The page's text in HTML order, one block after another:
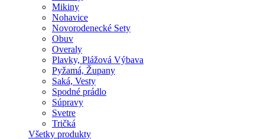
Mikiny
Nohavice
Novorodenecké Sety
Obuv
Overaly
Plavky, Plážová Výbava
Pyžamá, Župany
Saká, Vesty
Spodné prádlo
Súpravy
Svetre
Tričká
Všetky produkty